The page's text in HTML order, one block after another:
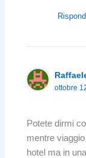
ottobre
Potete dirmi
mentre
hotel ma in